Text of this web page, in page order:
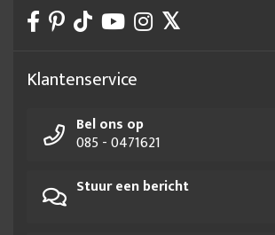
Klantenservice
Bel ons op
085 - 0471621
Stuur een bericht